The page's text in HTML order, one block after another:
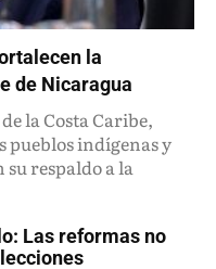
la
de Nicaragua
la Costa Caribe,
pueblos indígenas y
respaldo a la
Las reformas no